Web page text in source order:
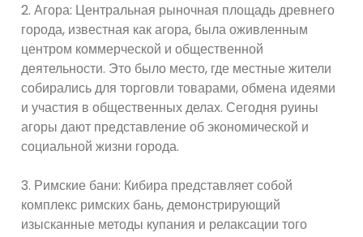
2. Агора: Центральная рыночная площадь древнего
города, известная как агора, была оживленным
центром коммерческой и общественной
деятельности. Это было место, где местные жители
собирались для торговли товарами, обмена идеями
и участия в общественных делах. Сегодня руины
агоры дают представление об экономической и
социальной жизни города.
3. Римские бани: Кибира представляет собой
комплекс римских бань, демонстрирующий
изысканные методы купания и релаксации того